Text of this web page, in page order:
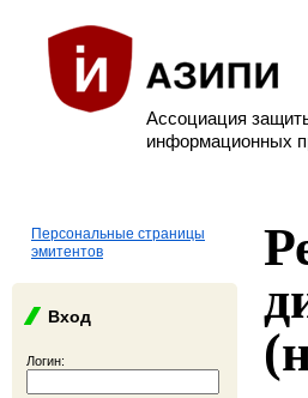
Ассоциация
информационных
Персональные страницы
эмитентов
Вход
Логин: